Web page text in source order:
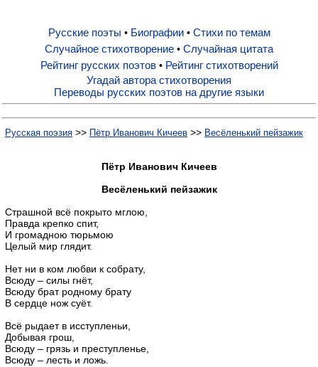
Русские поэты
Биографии
Стихи по темам
Случайное стихотворение
Случайная цитата
Рейтинг русских поэтов
Рейтинг стихотворений
Русские поэты • Биографии• Стихи по темам
Случайное стихотворение • Случайная цитата
Рейтинг русских поэтов• Рейтинг стихотворений
Угадай автора стихотворения
Переводы русских поэтов на другие языки
Русская поэзия >> Пётр Иванович Кичеев >> Весёленький пейзажик
Пётр Иванович Кичеев
Весёленький пейзажик
Страшной всё покрыто мглою,
Правда крепко спит,
И громадною тюрьмою
Целый мир глядит.
Нет ни в ком любви к собрату,
Всюду – силы гнёт,
Всюду брат родному брату
В сердце нож суёт.
Всё рыдает в исступленьи,
Добывая грош,
Всюду – грязь и преступленье,
Всюду – лесть и ложь.